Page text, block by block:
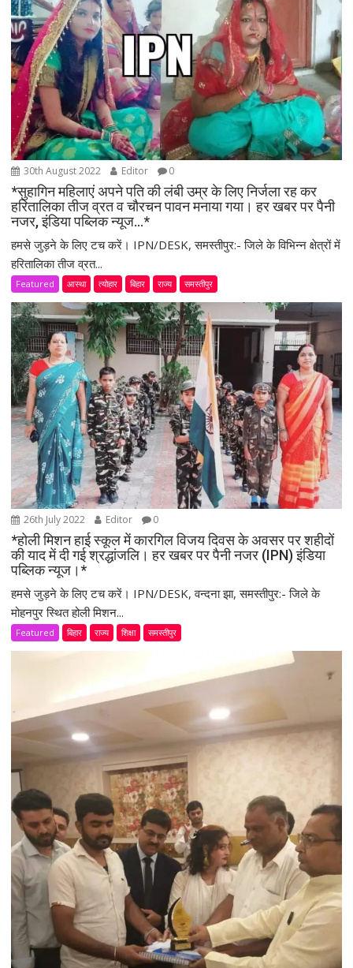
a
t
i
o
n
30th August 2022 Editor 0
*सुहागिन महिलाएं अपने पति की लंबी उम्र के लिए निर्जला रह कर
हरितालिका तीज व्रत व चौरचन पावन मनाया गया। हर खबर पर पैनी
नजर, इंडिया पब्लिक न्यूज…*
हमसे जुड़ने के लिए टच करें। IPN/DESK, समस्तीपुर:- जिले के विभिन्न क्षेत्रों में
हरितालिका तीज व्रत...
Featured आस्था त्योहार बिहार राज्य समस्तीपुर
26th July 2022 Editor 0
*होली मिशन हाई स्कूल में कारगिल विजय दिवस के अवसर पर शहीदों
की याद में दी गई श्रद्धांजलि। हर खबर पर पैनी नजर (IPN) इंडिया
पब्लिक न्यूज।*
हमसे जुड़ने के लिए टच करें। IPN/DESK, वन्दना झा, समस्तीपुर:- जिले के
मोहनपुर स्थित होली मिशन...
Featured बिहार राज्य शिक्षा समस्तीपुर